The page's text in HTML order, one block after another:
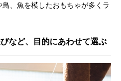
、魚を模したおもちゃが多くラ
など、目的にあわせて選ぶ